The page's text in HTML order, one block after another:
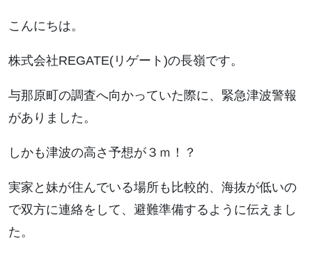
こんにちは。
株式会社REGATE(リゲート)の長嶺です。
与那原町の調査へ向かっていた際に、緊急津波警報
がありました。
しかも津波の高さ予想が３ｍ！？
実家と妹が住んでいる場所も比較的、海抜が低いの
で双方に連絡をして、避難準備するように伝えまし
た。